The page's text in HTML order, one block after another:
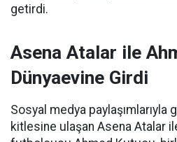
getirdi.
Asena Atalar ile
Dünyaevine Girdi
Sosyal medya paylaşımlarıyla
kitlesine ulaşan Asena Atalar